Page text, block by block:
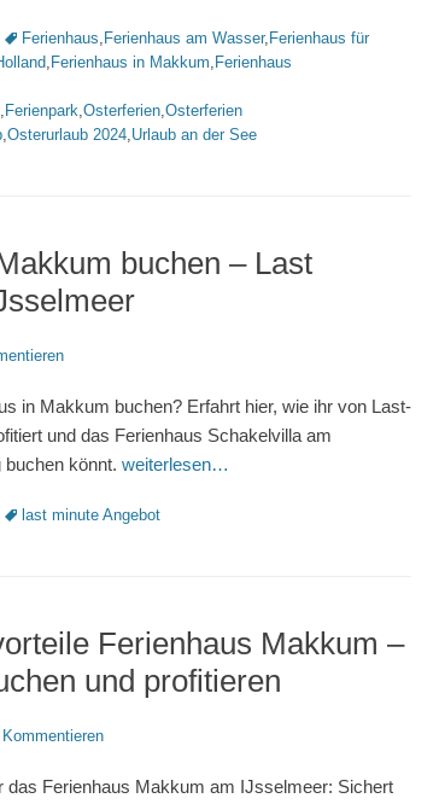
Schlagworte
Ferienhaus, Ferienhaus am Wasser, Ferienhaus für
, Ferienhaus in Makkum, Ferienhaus
, Ferienpark,Osterferien,Osterferien
,Osterurlaub 2024,Urlaub an der See
buchen – Last
in Makkum buchen? Erfahrt hier, wie ihr von Last-
und das Ferienhaus Schakelvilla am
könnt. weiterlesen…
Schlagworte
last minute Angebot
Ferienhaus Makkum –
und profitieren
Kommentieren
das Ferienhaus Makkum am IJsselmeer: Sichert